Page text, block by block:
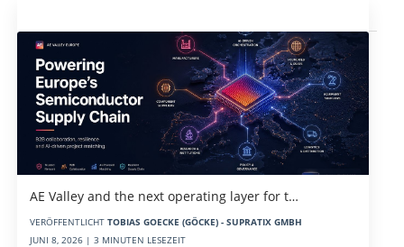
AE Valley and the next operating layer for t…
VERÖFFENTLICHT TOBIAS GOECKE (GÖCKE) - SUPRATIX GMBH
JUNI 8, 2026 | 3 MINUTEN LESEZEIT